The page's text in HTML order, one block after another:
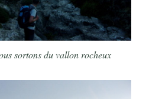
sortons du vallon rocheux